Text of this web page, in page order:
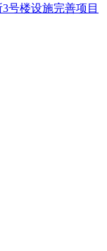
号楼设施完善项目